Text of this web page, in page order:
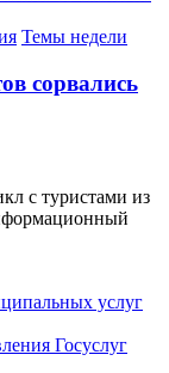
Темы недели
сорвались
с туристами из